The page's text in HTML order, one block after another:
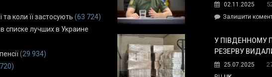
коли її застосують (63 724)
списке лучших в Украине
(29 934)
02.11.2025
Залишити
У ПІВДЕННОМУ
РЕЗЕРВУ
25.07.2025